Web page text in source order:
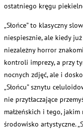
ostatniego kręgu
„Słońce” to klasyczny
niespiesznie, ale kiedy
niezależny horror
kontroli imprezy, a przy
nocnych zdjęć, ale i
„Słońcu” sznytu
nie przytłaczające
małżeńskich i tego,
środowisko artystyczne.